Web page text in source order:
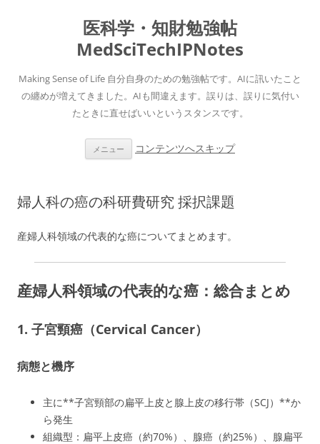
医科学・知財勉強帖
MedSciTechIPNotes
Making Sense of Life 自分自身のための勉強帖です。AIに訊いたこと
の纏めが増えてきました。AIも間違えます。誤りは、誤りに気付い
たときに直せばいいというスタンスです。
メニュー コンテンツへスキップ
婦人科の癌の科研費研究 採択課題
産婦人科領域の代表的な癌についてまとめます。
産婦人科領域の代表的な癌：総合まとめ
1. 子宮頸癌（Cervical Cancer）
病態と機序
主に**子宮頸部の扁平上皮と腺上皮の移行帯（SCJ）**か
ら発生
組織型：扁平上皮癌（約70%）、腺癌（約25%）、腺扁平